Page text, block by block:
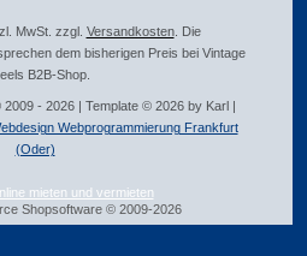
MwSt. zzgl. Versandkosten. Die
dem bisherigen Preis bei Vintage
B2B-Shop.
- 2026 | Template © 2026 by Karl |
Webprogrammierung Frankfurt
(Oder)
mieten und vermieten
Shopsoftware © 2009-2026